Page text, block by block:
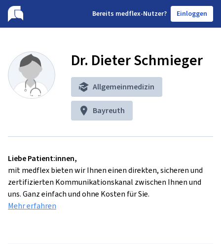
Bereits medflex-Nutzer? Einloggen
Dr. Dieter Schmieger
Allgemeinmedizin
Bayreuth
Liebe Patient:innen,
mit medflex bieten wir Ihnen einen direkten, sicheren und
zertifizierten Kommunikationskanal zwischen Ihnen und
uns. Ganz einfach und ohne Kosten für Sie.
Mehr erfahren